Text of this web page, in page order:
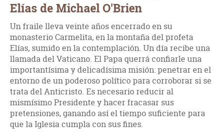
Elías de Michael O'Brien
Un fraile lleva veinte años encerrado en su
monasterio Carmelita, en la montaña del profeta
Elías, sumido en la contemplación. Un día recibe una
llamada del Vaticano. El Papa querrá confiarle una
importantísima y delicadísima misión: penetrar en el
entorno de un poderoso político para corroborar si se
trata del Anticristo. Es necesario reducir al
mismísimo Presidente y hacer fracasar sus
pretensiones, ganando así el tiempo suficiente para
que la Iglesia cumpla con sus fines.